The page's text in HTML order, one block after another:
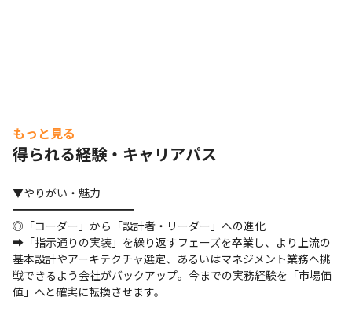
もっと見る
得られる経験・キャリアパス
▼やりがい・魅力
━━━━━━━━━━━
◎「コーダー」から「設計者・リーダー」への進化
➡︎「指示通りの実装」を繰り返すフェーズを卒業し、より上流の
基本設計やアーキテクチャ選定、あるいはマネジメント業務へ挑
戦できるよう会社がバックアップ。今までの実務経験を「市場価
値」へと確実に転換させます。